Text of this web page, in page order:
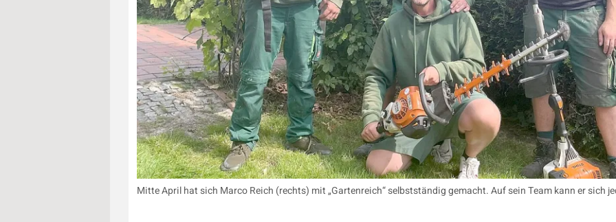
Mitte April hat sich Marco Reich (rechts) mit „Gartenreich“ selbstständig gemacht. Auf sein Team kann er sich